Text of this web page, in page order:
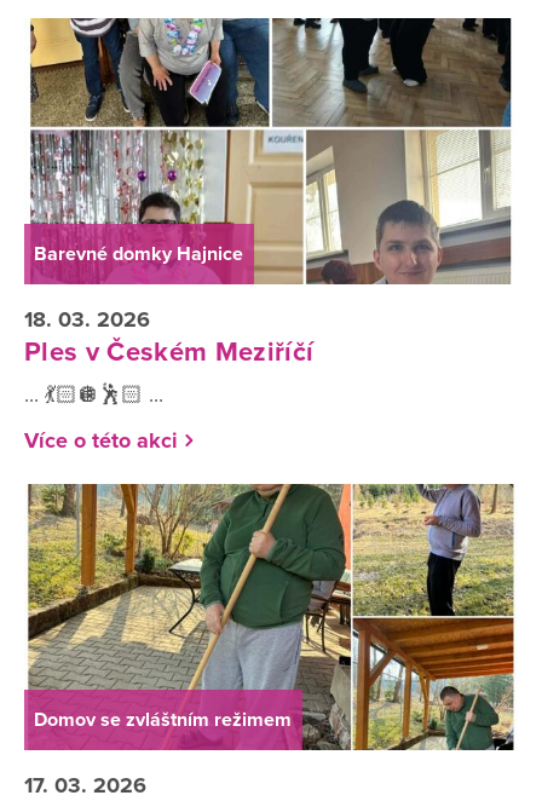
Barevné domky Hajnice
18. 03. 2026
Ples v Českém Meziříčí
... 💃🏻🪩🕺🏻 ...
Více o této akci
Domov se zvláštním režimem
17. 03. 2026